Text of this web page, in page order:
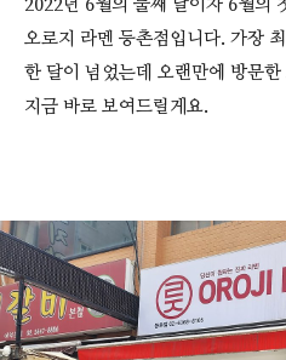
오로지 라멘 등촌점입니다. 가장
한 달이 넘었는데 오랜만에 방문
지금 바로 보여드릴게요.